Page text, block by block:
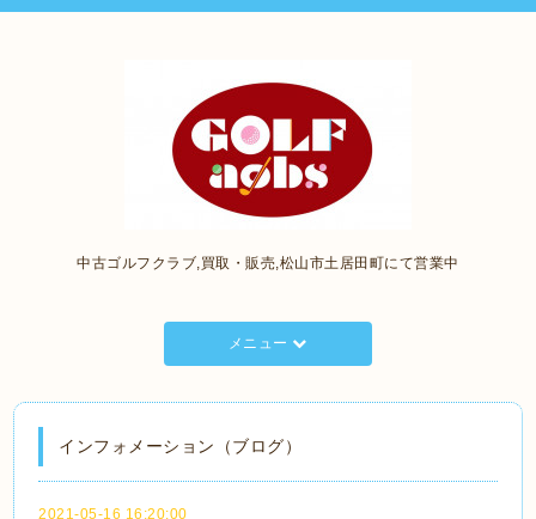
中古ゴルフクラブ,買取・販売,松山市土居田町にて営業中
メニュー
インフォメーション（ブログ）
2021-05-16 16:20:00